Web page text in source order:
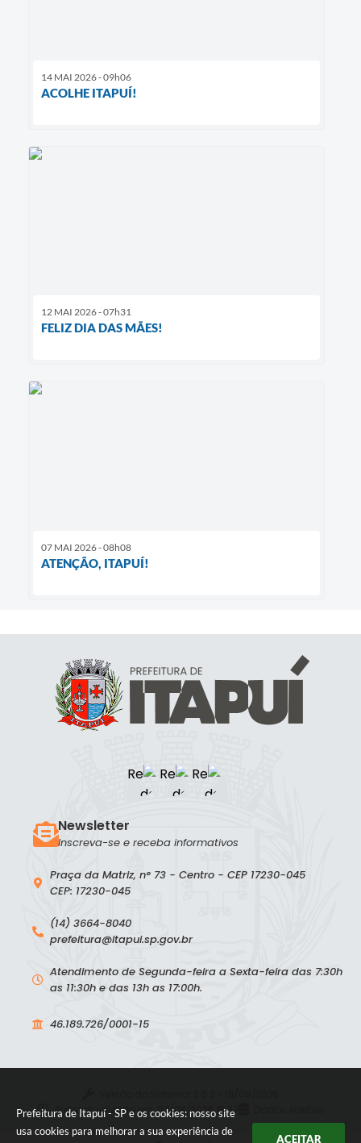
Prefeitura de Itapuí - SP e os cookies: nosso site
usa cookies para melhorar a sua experiência de
ACEITAR
14 MAI 2026 - 09h06
ACOLHE ITAPUÍ!
12 MAI 2026 - 07h31
FELIZ DIA DAS MÃES!
07 MAI 2026 - 08h08
ATENÇÃO, ITAPUÍ!
Praça da Matriz, n° 73 - Centro - CEP 17230-045
CEP: 17230-045
(14) 3664-8040
prefeitura@itapui.sp.gov.br
Atendimento de Segunda-feira a Sexta-feira das 7:30h
as 11:30h e das 13h as 17:00h.
46.189.726/0001-15
Newsletter
Inscreva-se e receba informativos
Portal atualizado em:07/08/2026 15:37